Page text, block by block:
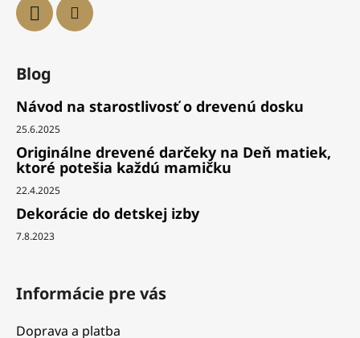
Blog
Návod na starostlivosť o drevenú dosku
25.6.2025
Originálne drevené darčeky na Deň matiek,
ktoré potešia každú mamičku
22.4.2025
Dekorácie do detskej izby
7.8.2023
Informácie pre vás
Doprava a platba